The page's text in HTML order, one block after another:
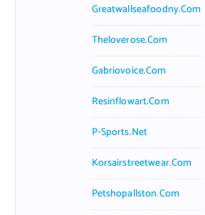
Greatwallseafoodny.com
Theloverose.com
Gabriovoice.com
Resinflowart.com
P-Sports.net
Korsairstreetwear.com
Petshopallston.com